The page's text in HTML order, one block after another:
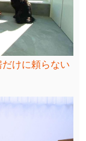
けに頼らない